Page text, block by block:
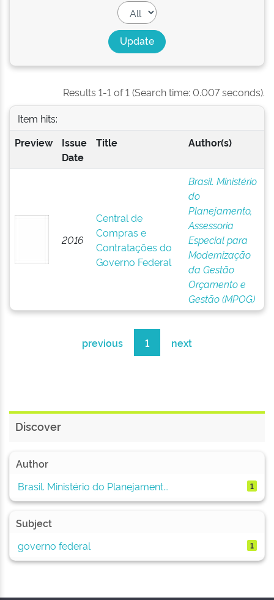
Results 1-1 of 1 (Search time: 0.007 seconds).
Item hits:
Preview
Issue
Date
Title Author(s)
2016
Central de
Compras e
Contratações do
Governo Federal
Brasil. Ministério
do
Planejamento,
Assessoria
Especial para
Modernização
da Gestão
Orçamento e
Gestão (MPOG)
previous 1 next
Discover
Author
Brasil. Ministério do Planejament...
1
Subject
governo federal
1